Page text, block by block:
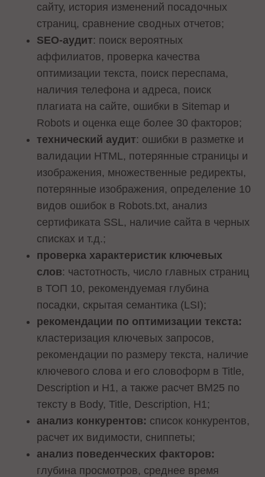
сайту, история изменений посадочных
страниц, сравнение сводных отчетов;
SEO-аудит: поиск вероятных
аффилиатов, проверка качества
оптимизации текста, поиск переспама,
наличия телефона и адреса, поиск
плагиата на сайте, ошибки в Sitemap и
Robots и оценка еще более 30 факторов;
технический аудит: ошибки в разметке и
валидации HTML, потерянные страницы и
изображения, множественные редиректы,
потерянные изображения, определение 10
видов ошибок в Robots.txt, анализ
сертификата SSL, наличие сайта в черных
списках и т.д.;
проверка характеристик ключевых
слов: частотность, число главных страниц
в ТОП 10, рекомендуемая глубина
посадки, скрытая семантика (LSI);
рекомендации по оптимизации текста:
кластеризация ключевых запросов,
рекомендации по размеру текста, наличие
ключевого слова и его словоформ в Title,
Description и H1, а также расчет BM25 по
тексту в Body, Title, Description, H1;
анализ конкурентов: список конкурентов,
расчет их видимости, сниппеты;
анализ поведенческих факторов:
глубина просмотров, среднее время